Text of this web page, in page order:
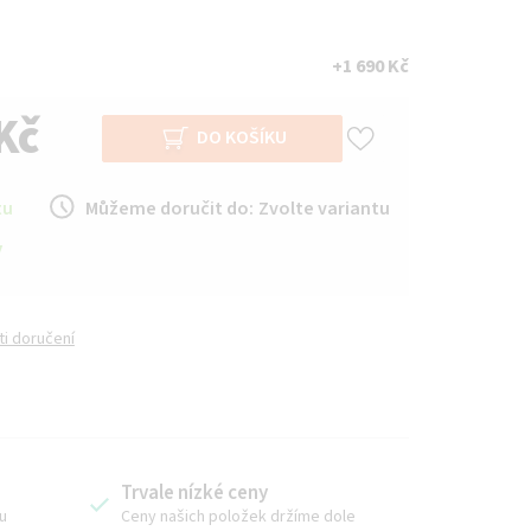
+1 690 Kč
DO KOŠÍKU
Můžeme doručit do: Zvolte variantu
doručení
Trvale nízké ceny
Ceny našich položek držíme dole